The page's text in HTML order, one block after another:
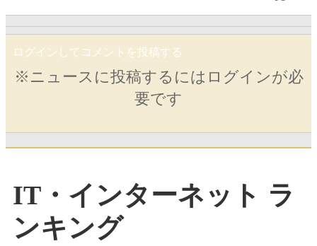
ログインしてコメントを投稿する
※ニュースに投稿するにはログインが必
要です
IT・インターネット ラ
ンキング